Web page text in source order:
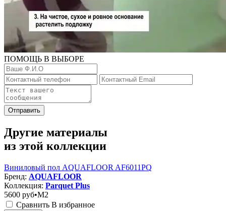
ПОМОЩЬ В ВЫБОРЕ
Отправить
Другие материалы
из этой коллекции
Виниловый пол AQUAFLOOR AF6011PQ
Бренд: AQUAFLOOR
Коллекция: Parquet Plus
5600 руб•M2
Сравнить В избранное